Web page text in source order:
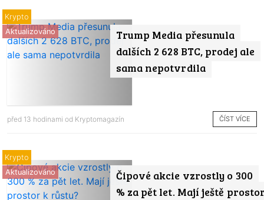
Trump Media přesunula
dalších 2 628 BTC, prodej ale
sama nepotvrdila
Aktualizováno
Krypto
před 13 hodinami od Kryptomagazín ČÍST VÍCE
Čipové akcie vzrostly o 300
% za pět let. Mají ještě
Aktualizováno
Krypto